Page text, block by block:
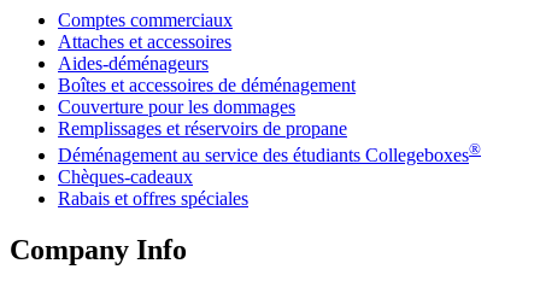
Comptes commerciaux
Attaches et accessoires
Aides-déménageurs
Boîtes et accessoires de déménagement
Couverture pour les dommages
Remplissages et réservoirs de propane
Déménagement au service des étudiants Collegeboxes®
Chèques-cadeaux
Rabais et offres spéciales
Company Info